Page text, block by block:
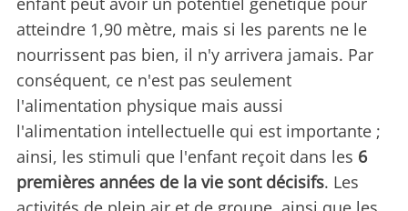
atteindre 1,90 mètre, mais si les parents ne le
nourrissent pas bien, il n'y arrivera jamais. Par
conséquent, ce n'est pas seulement
l'alimentation physique mais aussi
l'alimentation intellectuelle qui est importante ;
ainsi, les stimuli que l'enfant reçoit dans les 6
premières années de la vie sont décisifs. Les